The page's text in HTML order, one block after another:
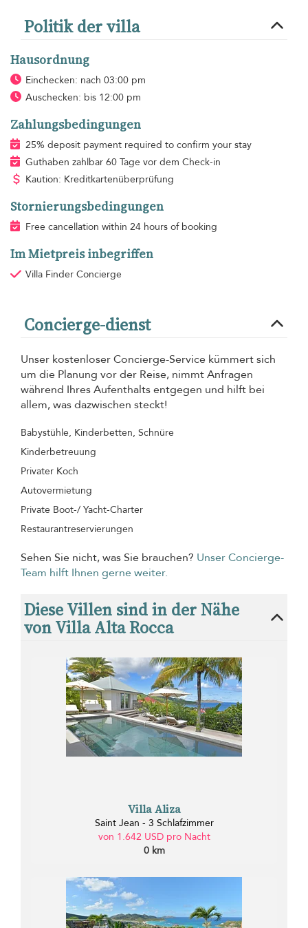
Politik der villa
Hausordnung
Einchecken: nach 03:00 pm
Auschecken: bis 12:00 pm
Zahlungsbedingungen
25% deposit payment required to confirm your stay
Guthaben zahlbar 60 Tage vor dem Check-in
Kaution: Kreditkartenüberprüfung
Stornierungsbedingungen
Free cancellation within 24 hours of booking
Im Mietpreis inbegriffen
Villa Finder Concierge
Concierge-dienst
Unser kostenloser Concierge-Service kümmert sich
um die Planung vor der Reise, nimmt Anfragen
während Ihres Aufenthalts entgegen und hilft bei
allem, was dazwischen steckt!
Babystühle, Kinderbetten, Schnüre
Kinderbetreuung
Privater Koch
Autovermietung
Private Boot-/ Yacht-Charter
Restaurantreservierungen
Sehen Sie nicht, was Sie brauchen? Unser Concierge-
Team hilft Ihnen gerne weiter.
Diese Villen sind in der Nähe
von Villa Alta Rocca
Villa Aliza
Saint Jean - 3 Schlafzimmer
von 1.642 USD pro Nacht
0 km